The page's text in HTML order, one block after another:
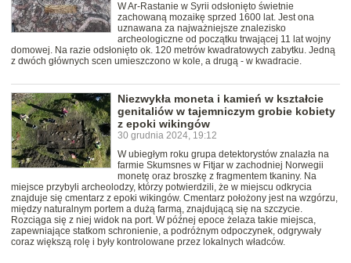
W Ar-Rastanie w Syrii odsłonięto świetnie
zachowaną mozaikę sprzed 1600 lat. Jest ona
uznawana za najważniejsze znalezisko
archeologiczne od początku trwającej 11 lat wojny
domowej. Na razie odsłonięto ok. 120 metrów kwadratowych zabytku. Jedną
z dwóch głównych scen umieszczono w kole, a drugą - w kwadracie.
Niezwykła moneta i kamień w kształcie
genitaliów w tajemniczym grobie kobiety
z epoki wikingów
30 grudnia 2024, 19:12
W ubiegłym roku grupa detektorystów znalazła na
farmie Skumsnes w Fitjar w zachodniej Norwegii
monetę oraz broszkę z fragmentem tkaniny. Na
miejsce przybyli archeolodzy, którzy potwierdzili, że w miejscu odkrycia
znajduje się cmentarz z epoki wikingów. Cmentarz położony jest na wzgórzu,
między naturalnym portem a dużą farmą, znajdującą się na szczycie.
Rozciąga się z niej widok na port. W późnej epoce żelaza takie miejsca,
zapewniające statkom schronienie, a podróżnym odpoczynek, odgrywały
coraz większą rolę i były kontrolowane przez lokalnych władców.